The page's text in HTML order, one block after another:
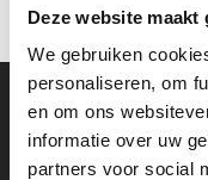
Deze website
We gebruiken
personaliseren, om
en om ons
informatie over uw
partners voor social
Accessoires
Rokken
Tassen
Pullovers
Schoenen
Accessoires
Ontvang de laatste